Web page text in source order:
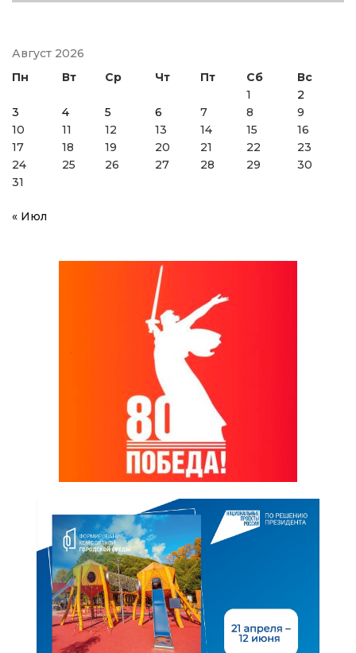
Август 2026
Пн
Вт Ср Чт Пт Сб
Вс
1
2
3
4 5 6 7 8
9
10
11 12 13 14 15
16
17
18 19 20 21 22
23
24
25 26 27 28 29
30
31
« Июл